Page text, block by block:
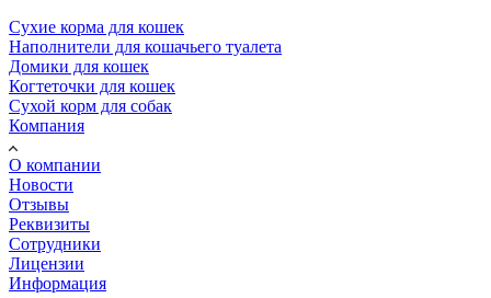
Сухие корма для кошек
Наполнители для кошачьего туалета
Домики для кошек
Когтеточки для кошек
Сухой корм для собак
Компания
О компании
Новости
Отзывы
Реквизиты
Сотрудники
Лицензии
Информация